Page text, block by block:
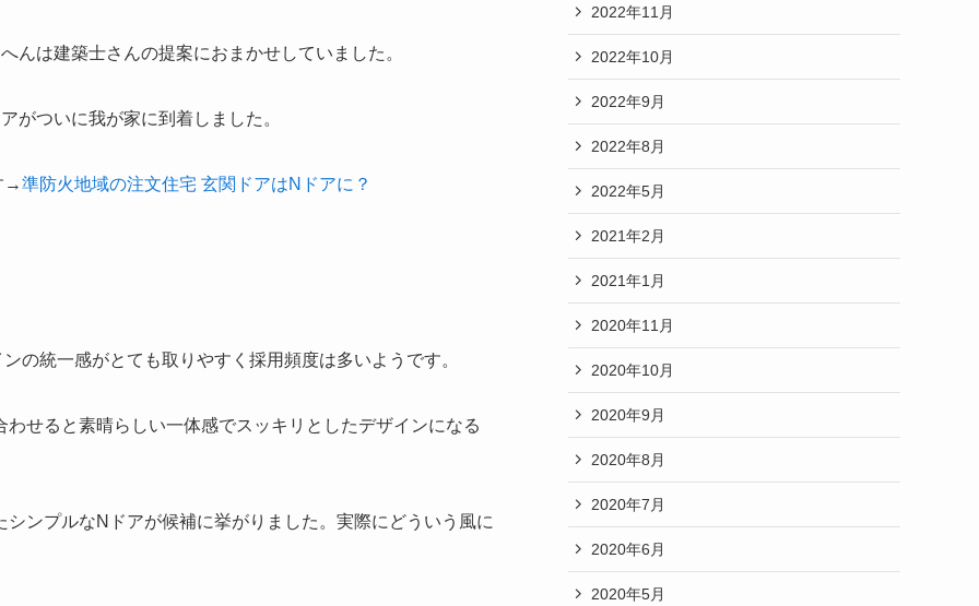
んは建築士さんの提案におまかせしていました。
がついに我が家に到着しました。
→準防火地域の注文住宅 玄関ドアはNドアに？
の統一感がとても取りやすく採用頻度は多いようです。
せると素晴らしい一体感でスッキリとしたデザインになる
ンプルなNドアが候補に挙がりました。実際にどういう風に
2022年11月
2022年10月
2022年9月
2022年8月
2022年5月
2021年2月
2021年1月
2020年11月
2020年10月
2020年9月
2020年8月
2020年7月
2020年6月
2020年5月